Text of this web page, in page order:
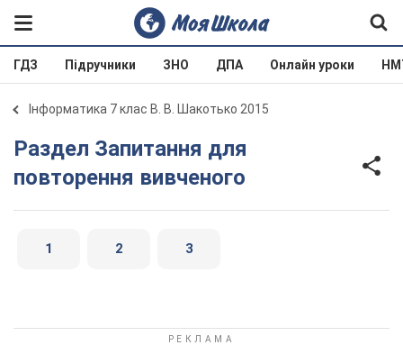
ГДЗ Підручники ЗНО ДПА Онлайн уроки
Інформатика 7 клас В. В. Шакотько 2015
Раздел Запитання для
повторення вивченого
1 2 3